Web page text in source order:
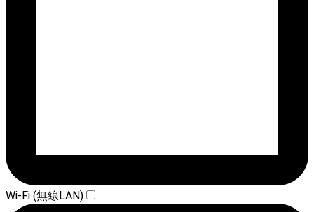
Wi-Fi (無線LAN)